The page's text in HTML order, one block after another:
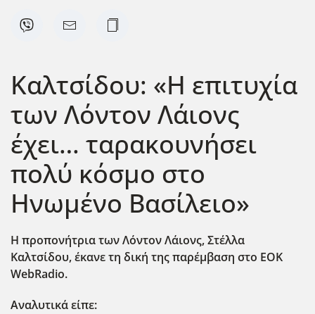
Καλτσίδου: «Η επιτυχία
των Λόντον Λάιονς
έχει… ταρακουνήσει
πολύ κόσμο στο
Ηνωμένο Βασίλειο»
Η προπονήτρια των Λόντον Λάιονς, Στέλλα
Καλτσίδου, έκανε τη δική της παρέμβαση στο EOK
WebRadio.
Αναλυτικά είπε: